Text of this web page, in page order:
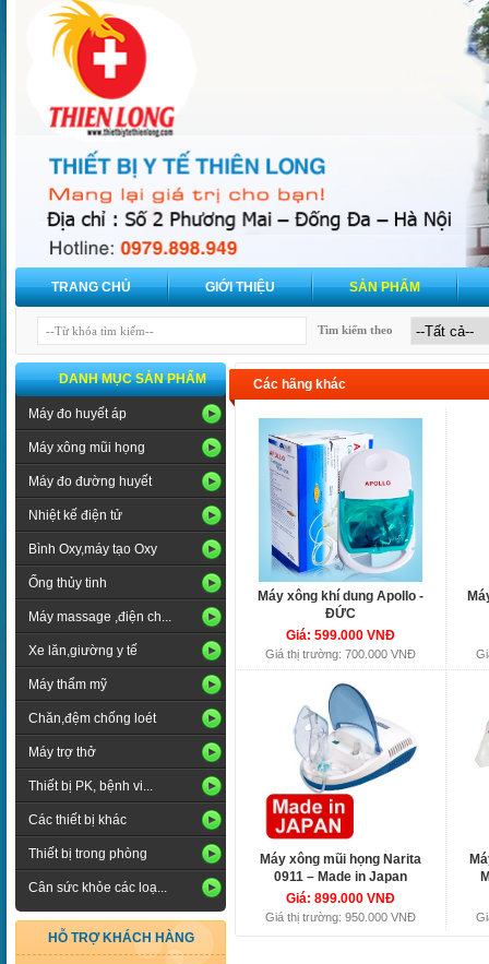
TRANG CHỦ GIỚI THIỆU SẢN PHẨM
Tìm kiếm theo
DANH MỤC SẢN PHẨM
Máy đo huyết áp
Máy xông mũi họng
Máy đo đường huyết
Nhiệt kế điện tử
Bình Oxy,máy tạo Oxy
Ống thủy tinh
Máy massage ,điện ch...
Xe lăn,giường y tế
Máy thẩm mỹ
Chăn,đệm chống loét
Máy trợ thở
Thiết bị PK, bệnh vi...
Các thiết bị khác
Thiết bị trong phòng
Cân sức khỏe các loạ...
HỖ TRỢ KHÁCH HÀNG
Các hãng khác
Máy xông khí dung Apollo -
ĐỨC
Giá: 599.000 VNĐ
Giá thị trường: 700.000 VNĐ
Máy xông mũi họng Narita
0911 – Made in Japan
Giá: 899.000 VNĐ
Giá thị trường: 950.000 VNĐ